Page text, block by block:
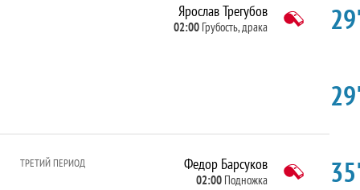
Ярослав Трегубов
02:00 Грубость, драка
ТРЕТИЙ ПЕРИОД Федор Барсуков
02:00 Подножка